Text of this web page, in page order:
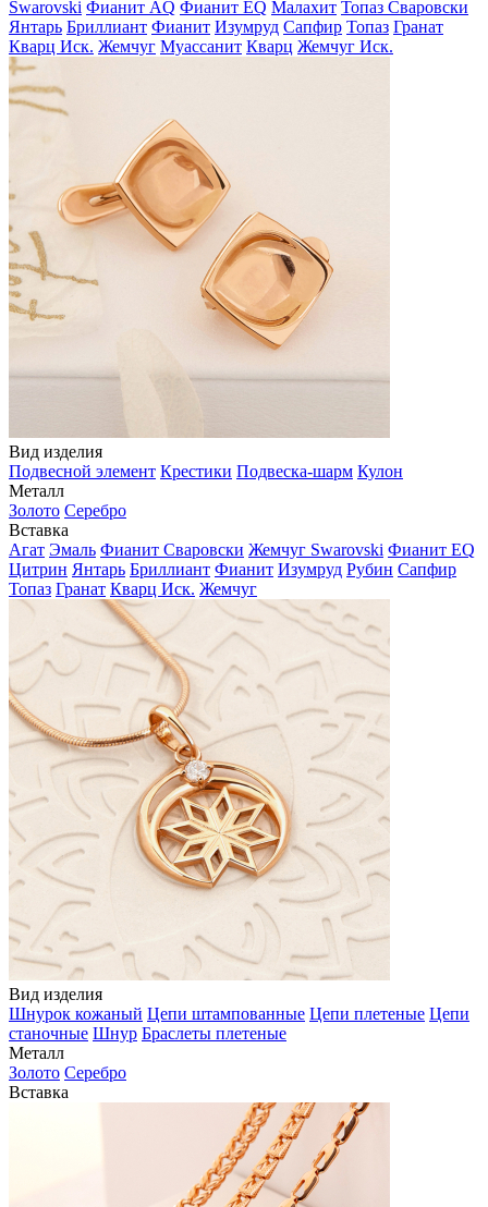
Swarovski Фианит AQ Фианит EQ Малахит Топаз Сваровски
Янтарь Бриллиант Фианит Изумруд Сапфир Топаз Гранат
Кварц Иск. Жемчуг Муассанит Кварц Жемчуг Иск.
Вид изделия
Подвесной элемент Крестики Подвеска-шарм Кулон
Металл
Золото Серебро
Вставка
Агат Эмаль Фианит Сваровски Жемчуг Swarovski Фианит EQ
Цитрин Янтарь Бриллиант Фианит Изумруд Рубин Сапфир
Топаз Гранат Кварц Иск. Жемчуг
Вид изделия
Шнурок кожаный Цепи штампованные Цепи плетеные Цепи
станочные Шнур Браслеты плетеные
Металл
Золото Серебро
Вставка